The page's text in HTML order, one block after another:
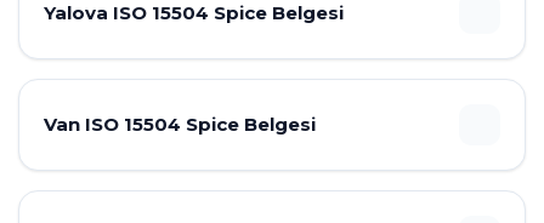
Yalova ISO 15504 Spice Belgesi
Van ISO 15504 Spice Belgesi